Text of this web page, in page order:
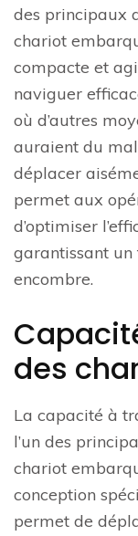
des principaux
chariot
compacte et
naviguer
où d’autres
auraient du
déplacer
permet aux
d’optimiser
garantissant
encombre.
des
La capacité à
l’un des
chariot
conception
permet de